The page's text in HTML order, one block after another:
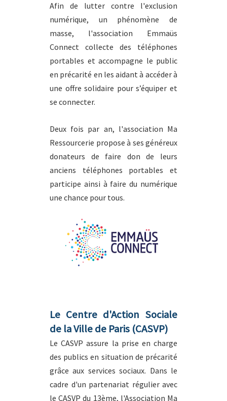
Afin de lutter contre l'exclusion
numérique, un phénomène de
masse, l'association Emmaüs
Connect collecte des téléphones
portables et accompagne le public
en précarité en les aidant à accéder à
une offre solidaire pour s’équiper et
se connecter.
Deux fois par an, l'association Ma
Ressourcerie propose à ses généreux
donateurs de faire don de leurs
anciens téléphones portables et
participe ainsi à faire du numérique
une chance pour tous.
Le Centre d'Action Sociale
de la Ville de Paris (CASVP)
Le CASVP assure la prise en charge
des publics en situation de précarité
grâce aux services sociaux. Dans le
cadre d'un partenariat régulier avec
le CASVP du 13ème, l'Association Ma